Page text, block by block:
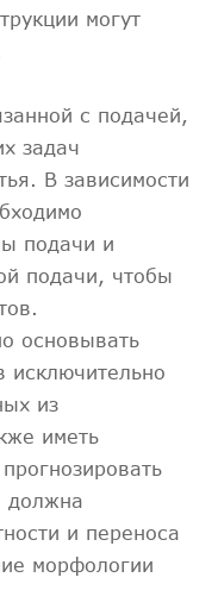
могут
с подачей,
задач
В зависимости
подачи и
подачи, чтобы
основывать
исключительно
из
иметь
должна
и переноса
морфологии